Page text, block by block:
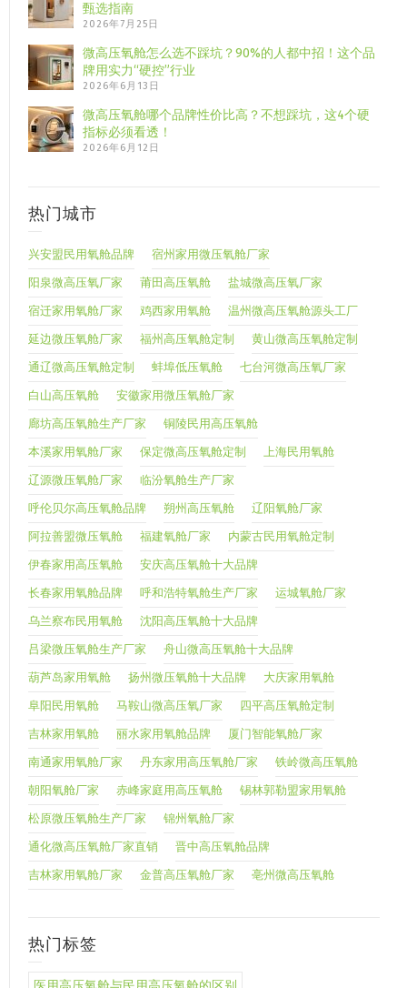
甄选指南
2026年7月25日
微高压氧舱怎么选不踩坑？90%的人都中招！这个品
牌用实力“硬控”行业
2026年6月13日
微高压氧舱哪个品牌性价比高？不想踩坑，这4个硬
指标必须看透！
2026年6月12日
热门城市
兴安盟民用氧舱品牌 宿州家用微压氧舱厂家
阳泉微高压氧厂家 莆田高压氧舱 盐城微高压氧厂家
宿迁家用氧舱厂家 鸡西家用氧舱 温州微高压氧舱源头工厂
延边微压氧舱厂家 福州高压氧舱定制 黄山微高压氧舱定制
通辽微高压氧舱定制 蚌埠低压氧舱 七台河微高压氧厂家
白山高压氧舱 安徽家用微压氧舱厂家
廊坊高压氧舱生产厂家 铜陵民用高压氧舱
本溪家用氧舱厂家 保定微高压氧舱定制 上海民用氧舱
辽源微压氧舱厂家 临汾氧舱生产厂家
呼伦贝尔高压氧舱品牌 朔州高压氧舱 辽阳氧舱厂家
阿拉善盟微压氧舱 福建氧舱厂家 内蒙古民用氧舱定制
伊春家用高压氧舱 安庆高压氧舱十大品牌
长春家用氧舱品牌 呼和浩特氧舱生产厂家 运城氧舱厂家
乌兰察布民用氧舱 沈阳高压氧舱十大品牌
吕梁微压氧舱生产厂家 舟山微高压氧舱十大品牌
葫芦岛家用氧舱 扬州微压氧舱十大品牌 大庆家用氧舱
阜阳民用氧舱 马鞍山微高压氧厂家 四平高压氧舱定制
吉林家用氧舱 丽水家用氧舱品牌 厦门智能氧舱厂家
南通家用氧舱厂家 丹东家用高压氧舱厂家 铁岭微高压氧舱
朝阳氧舱厂家 赤峰家庭用高压氧舱 锡林郭勒盟家用氧舱
松原微压氧舱生产厂家 锦州氧舱厂家
通化微高压氧舱厂家直销 晋中高压氧舱品牌
吉林家用氧舱厂家 金普高压氧舱厂家 亳州微高压氧舱
热门标签